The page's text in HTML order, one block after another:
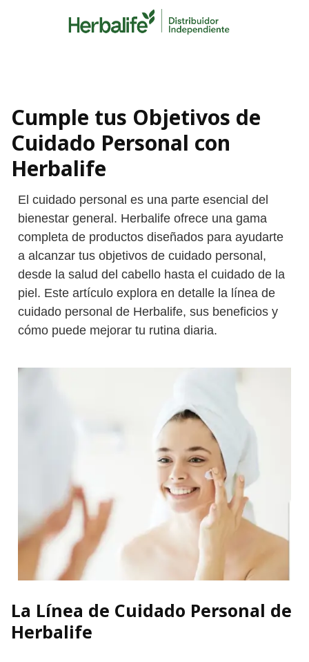
Cumple tus Objetivos de
Cuidado Personal con
Herbalife
El cuidado personal es una parte esencial del
bienestar general. Herbalife ofrece una gama
completa de productos diseñados para ayudarte
a alcanzar tus objetivos de cuidado personal,
desde la salud del cabello hasta el cuidado de la
piel. Este artículo explora en detalle la línea de
cuidado personal de Herbalife, sus beneficios y
cómo puede mejorar tu rutina diaria.
La Línea de Cuidado Personal de
Herbalife